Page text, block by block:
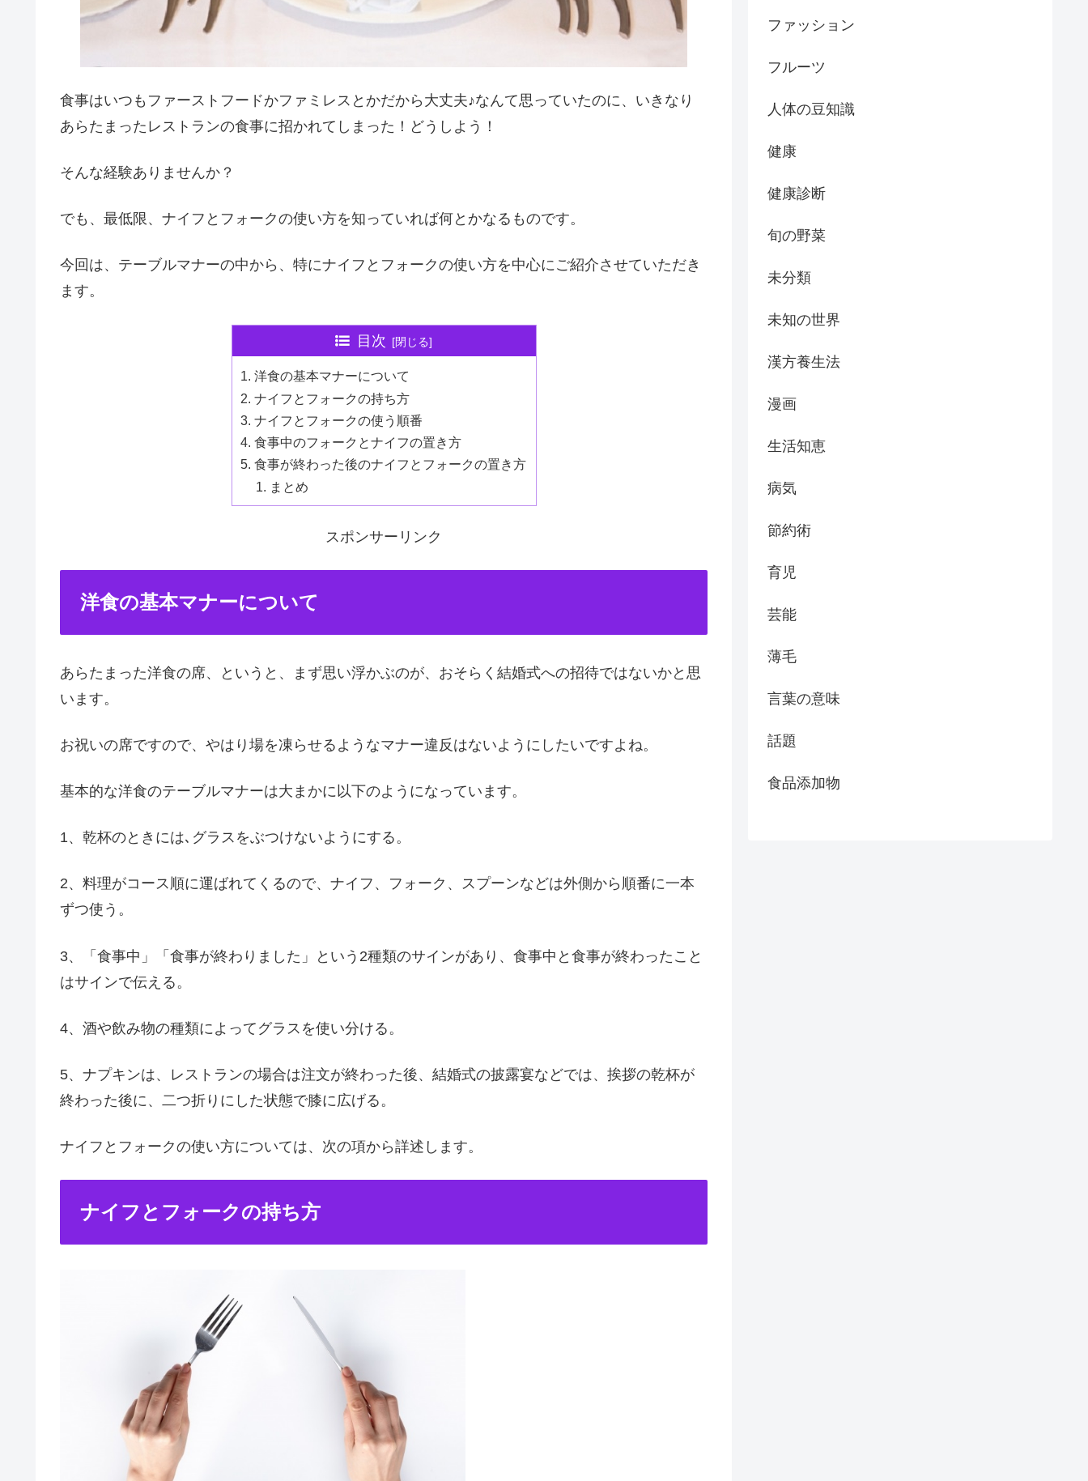
食事はいつもファーストフードかファミレスとかだから大丈夫♪なんて思っていたのに、いきなり
あらたまったレストランの食事に招かれてしまった！どうしよう！
そんな経験ありませんか？
でも、最低限、ナイフとフォークの使い方を知っていれば何とかなるものです。
今回は、テーブルマナーの中から、特にナイフとフォークの使い方を中心にご紹介させていただき
ます。
目次
洋食の基本マナーについて
ナイフとフォークの持ち方
ナイフとフォークの使う順番
食事中のフォークとナイフの置き方
食事が終わった後のナイフとフォークの置き方
まとめ
スポンサーリンク
洋食の基本マナーについて
あらたまった洋食の席、というと、まず思い浮かぶのが、おそらく結婚式への招待ではないかと思
います。
お祝いの席ですので、やはり場を凍らせるようなマナー違反はないようにしたいですよね。
基本的な洋食のテーブルマナーは大まかに以下のようになっています。
1、乾杯のときには､グラスをぶつけないようにする。
2、料理がコース順に運ばれてくるので、ナイフ、フォーク、スプーンなどは外側から順番に一本
ずつ使う。
3、「食事中」「食事が終わりました」という2種類のサインがあり、食事中と食事が終わったこと
はサインで伝える。
4、酒や飲み物の種類によってグラスを使い分ける。
5、ナプキンは、レストランの場合は注文が終わった後、結婚式の披露宴などでは、挨拶の乾杯が
終わった後に、二つ折りにした状態で膝に広げる。
ナイフとフォークの使い方については、次の項から詳述します。
ナイフとフォークの持ち方
ファッション
フルーツ
人体の豆知識
健康
健康診断
旬の野菜
未分類
未知の世界
漢方養生法
漫画
生活知恵
病気
節約術
育児
芸能
薄毛
言葉の意味
話題
食品添加物